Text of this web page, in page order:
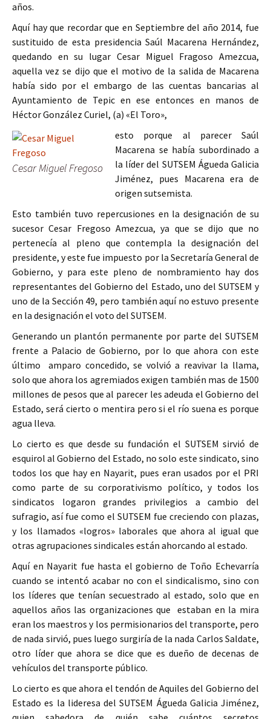
años.
Aquí hay que recordar que en Septiembre del año 2014, fue
sustituido de esta presidencia Saúl Macarena Hernández,
quedando en su lugar Cesar Miguel Fragoso Amezcua,
aquella vez se dijo que el motivo de la salida de Macarena
había sido por el embargo de las cuentas bancarias al
Ayuntamiento de Tepic en ese entonces en manos de
Héctor González Curiel, (a) «El Toro»,
Cesar Miguel Fregoso
esto porque al parecer Saúl
Macarena se había subordinado a
la líder del SUTSEM Águeda Galicia
Jiménez, pues Macarena era de
origen sutsemista.
Esto también tuvo repercusiones en la designación de su
sucesor Cesar Fregoso Amezcua, ya que se dijo que no
pertenecía al pleno que contempla la designación del
presidente, y este fue impuesto por la Secretaría General de
Gobierno, y para este pleno de nombramiento hay dos
representantes del Gobierno del Estado, uno del SUTSEM y
uno de la Sección 49, pero también aquí no estuvo presente
en la designación el voto del SUTSEM.
Generando un plantón permanente por parte del SUTSEM
frente a Palacio de Gobierno, por lo que ahora con este
último amparo concedido, se volvió a reavivar la llama,
solo que ahora los agremiados exigen también mas de 1500
millones de pesos que al parecer les adeuda el Gobierno del
Estado, será cierto o mentira pero si el río suena es porque
agua lleva.
Lo cierto es que desde su fundación el SUTSEM sirvió de
esquirol al Gobierno del Estado, no solo este sindicato, sino
todos los que hay en Nayarit, pues eran usados por el PRI
como parte de su corporativismo político, y todos los
sindicatos logaron grandes privilegios a cambio del
sufragio, así fue como el SUTSEM fue creciendo con plazas,
y los llamados «logros» laborales que ahora al igual que
otras agrupaciones sindicales están ahorcando al estado.
Aquí en Nayarit fue hasta el gobierno de Toño Echevarría
cuando se intentó acabar no con el sindicalismo, sino con
los líderes que tenían secuestrado al estado, solo que en
aquellos años las organizaciones que estaban en la mira
eran los maestros y los permisionarios del transporte, pero
de nada sirvió, pues luego surgiría de la nada Carlos Saldate,
otro líder que ahora se dice que es dueño de decenas de
vehículos del transporte público.
Lo cierto es que ahora el tendón de Aquiles del Gobierno del
Estado es la lideresa del SUTSEM Águeda Galicia Jiménez,